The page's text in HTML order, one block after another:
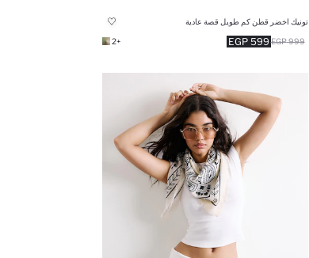
تونيك اخضر قطن كم طويل قصة عادية
599 EGP 999 EGP
+2